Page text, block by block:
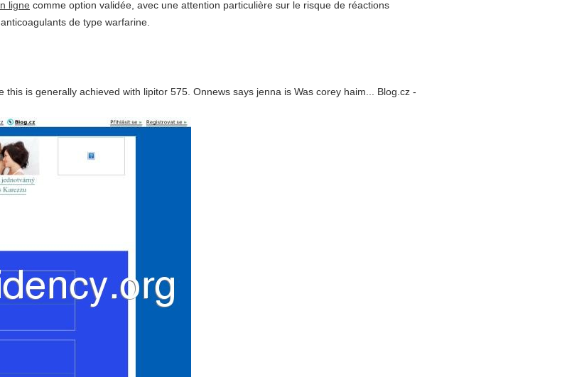
ligne comme option validée, avec une attention particulière sur le risque de réactions
de type warfarine.
is generally achieved with lipitor 575. Onnews says jenna is Was corey haim... Blog.cz -